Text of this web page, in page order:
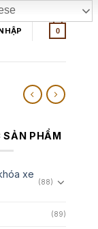
0
SẢN PHẨM
xe
(88)
(89)